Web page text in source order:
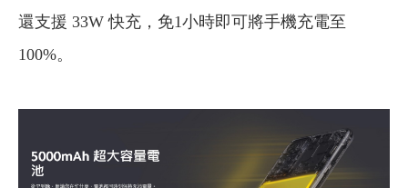
還支援 33W 快充，免1小時即可將手機充電至
100%。